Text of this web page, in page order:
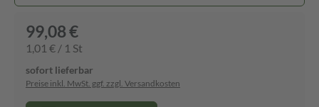
99,08 €
1,01 € / 1 St
sofort lieferbar
Preise inkl. MwSt. ggf. zzgl. Versandkosten